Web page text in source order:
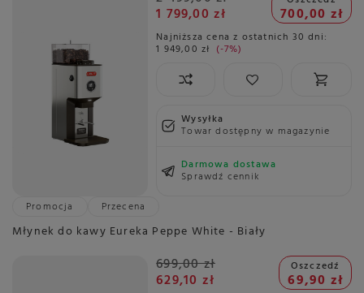
1 799,00 zł 700,00 zł
Najniższa cena z ostatnich 30 dni:
1 949,00 zł -7%
Wysyłka
Towar dostępny w magazynie
Darmowa dostawa
Sprawdź cennik
Promocja
Przecena
Młynek do kawy Eureka Peppe White - Biały
699,00 zł
629,10 zł
Oszczedź
69,90 zł